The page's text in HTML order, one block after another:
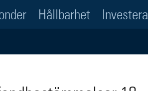
Hållbarhet Investera